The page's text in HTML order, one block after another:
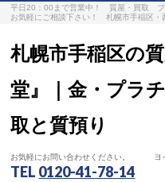
平日20：00まで営業中！ 質屋・買取
お気軽にご相談下さい！ 札幌市手稲区・
札幌市手稲区の
堂』｜金・プラ
取と質預り
お気軽にお問い合わせください。
TEL 0120-41-78-14